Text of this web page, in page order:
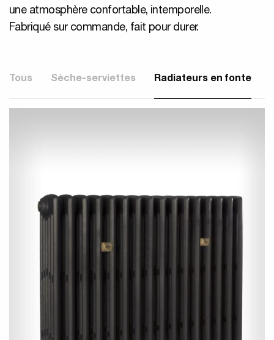
une atmosphère confortable, intemporelle.
Fabriqué sur commande, fait pour durer.
Tous Sèche-serviettes Radiateurs en fonte